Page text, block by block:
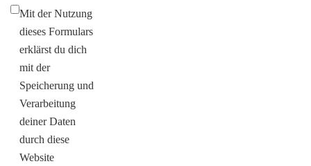
Mit der Nutzung
dieses Formulars
erklärst du dich
mit der
Speicherung und
Verarbeitung
deiner Daten
durch diese
Website